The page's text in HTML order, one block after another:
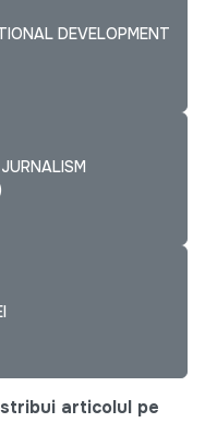
DEVELOPMENT
articolul pe